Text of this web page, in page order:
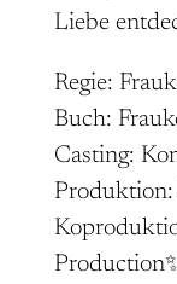
Liebe
Regie:
Buch:
Casting:
Produktion: